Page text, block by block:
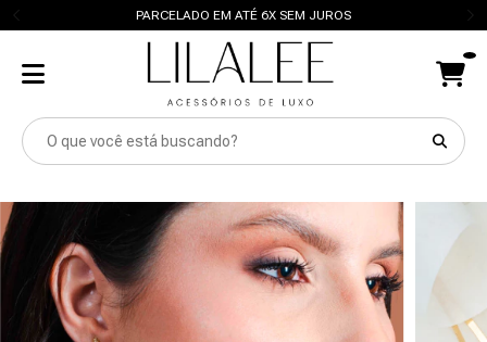
PARCELADO EM ATÉ 6X SEM JUROS